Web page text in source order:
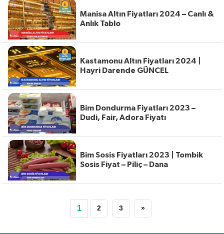
Manisa Altın Fiyatları 2024 – Canlı &
Anlık Tablo
Kastamonu Altın Fiyatları 2024 |
Hayri Darende GÜNCEL
Bim Dondurma Fiyatları 2023 –
Dudi, Fair, Adora Fiyatı
Bim Sosis Fiyatları 2023 | Tombik
Sosis Fiyat – Piliç – Dana
1 2 3 »